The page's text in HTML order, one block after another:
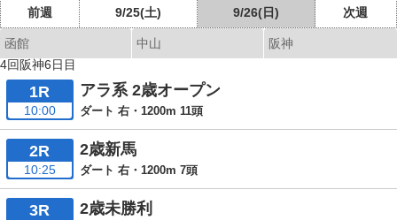
前週 9/25(土) 9/26(日) 次週
函館 中山
阪神
4回阪神6日目
1R
10:00
アラ系 2歳オープン
ダート 右・1200m 11頭
2R
10:25
2歳新馬
ダート 右・1200m 7頭
3R 2歳未勝利